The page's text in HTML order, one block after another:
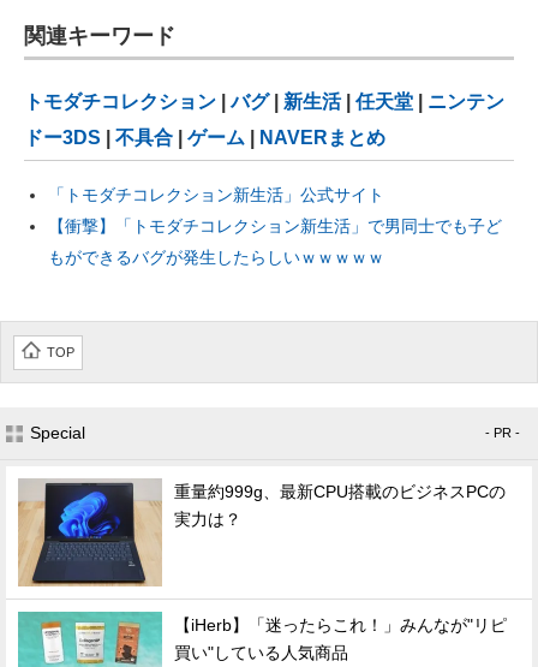
関連キーワード
トモダチコレクション |バグ| 新生活| 任天堂
ニンテン
ドー3DS
不具合 ゲーム NAVERまとめ
「トモダチコレクション新生活」公式サイト
【衝撃】「トモダチコレクション新生活」で男同士でも子ど
もができるバグが発生したらしいｗｗｗｗｗ
TOP
Special - PR -
重量約999g、最新CPU搭載のビジネスPCの
実力は？
【iHerb】「迷ったらこれ！」みんなが"リピ
買い"している人気商品